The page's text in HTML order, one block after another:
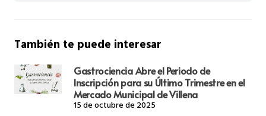
También te puede interesar
Gastrociencia Abre el Periodo de
Inscripción para su Último Trimestre en el
Mercado Municipal de Villena
15 de octubre de 2025